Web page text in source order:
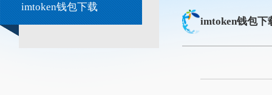
imtoken钱包下载
imtoken钱包下